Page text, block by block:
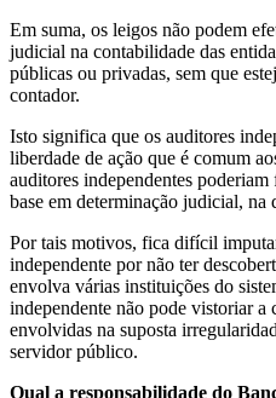
Em suma, os leigos não podem
judicial na contabilidade das
públicas ou privadas, sem que
contador.
Isto significa que os auditores
liberdade de ação que é comum
auditores independentes
base em determinação judicial, na
Por tais motivos, fica difícil
independente por não ter
envolva várias instituições do
independente não pode vistoriar a
envolvidas na suposta
servidor público.
Qual a responsabilidade do